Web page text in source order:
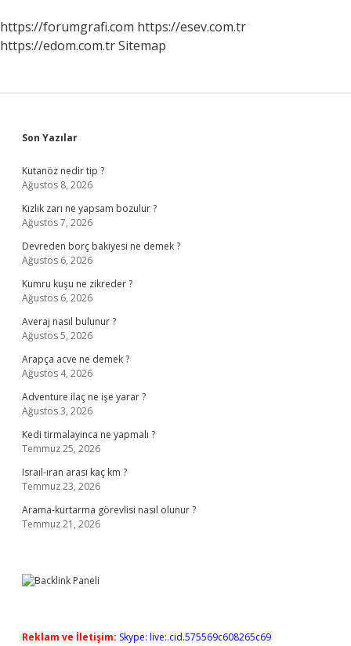
https://forumgrafi.com https://esev.com.tr
https://edom.com.trSitemap
Sidebar
Son Yazılar
Kutanöz nedir tip ?
Ağustos 8, 2026
Kızlık zarı ne yapsam bozulur ?
Ağustos 7, 2026
Devreden borç bakiyesi ne demek ?
Ağustos 6, 2026
Kumru kuşu ne zikreder ?
Ağustos 6, 2026
Averaj nasıl bulunur ?
Ağustos 5, 2026
Arapça acve ne demek ?
Ağustos 4, 2026
Adventure ilaç ne işe yarar ?
Ağustos 3, 2026
Kedi tirmalayinca ne yapmalı ?
Temmuz 25, 2026
Israıl-ıran arası kaç km ?
Temmuz 23, 2026
Arama-kurtarma görevlisi nasıl olunur ?
Temmuz 21, 2026
Reklam ve İletişim: Skype: live:.cid.575569c608265c69